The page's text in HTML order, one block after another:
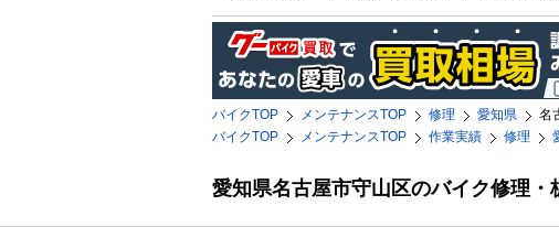
バイクTOP メンテナンスTOP 修理 愛知県
名
バイクTOP
メンテナンスTOP 作業実績 修理
愛知県名古屋市守山区のバイク修理